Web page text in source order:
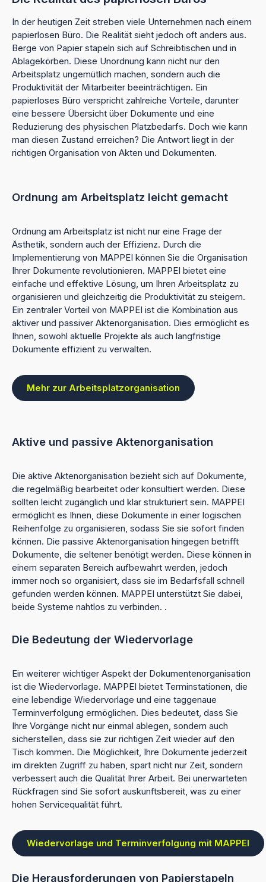
In der heutigen Zeit streben viele Unternehmen nach einem
papierlosen Büro. Die Realität sieht jedoch oft anders aus.
Berge von Papier stapeln sich auf Schreibtischen und in
Ablagekörben. Diese Unordnung kann nicht nur den
Arbeitsplatz ungemütlich machen, sondern auch die
Produktivität der Mitarbeiter beeinträchtigen. Ein
papierloses Büro verspricht zahlreiche Vorteile, darunter
eine bessere Übersicht über Dokumente und eine
Reduzierung des physischen Platzbedarfs. Doch wie kann
man diesen Zustand erreichen? Die Antwort liegt in der
richtigen Organisation von Akten und Dokumenten.
Ordnung am Arbeitsplatz leicht gemacht
Ordnung am Arbeitsplatz ist nicht nur eine Frage der
Ästhetik, sondern auch der Effizienz. Durch die
Implementierung von MAPPEI können Sie die Organisation
Ihrer Dokumente revolutionieren. MAPPEI bietet eine
einfache und effektive Lösung, um Ihren Arbeitsplatz zu
organisieren und gleichzeitig die Produktivität zu steigern.
Ein zentraler Vorteil von MAPPEI ist die Kombination aus
aktiver und passiver Aktenorganisation. Dies ermöglicht es
Ihnen, sowohl aktuelle Projekte als auch langfristige
Dokumente effizient zu verwalten.
Mehr zur Arbeitsplatzorganisation
Aktive und passive Aktenorganisation
Die aktive Aktenorganisation bezieht sich auf Dokumente,
die regelmäßig bearbeitet oder konsultiert werden. Diese
sollten leicht zugänglich und klar strukturiert sein. MAPPEI
ermöglicht es Ihnen, diese Dokumente in einer logischen
Reihenfolge zu organisieren, sodass Sie sie sofort finden
können. Die passive Aktenorganisation hingegen betrifft
Dokumente, die seltener benötigt werden. Diese können in
einem separaten Bereich aufbewahrt werden, jedoch
immer noch so organisiert, dass sie im Bedarfsfall schnell
gefunden werden können. MAPPEI unterstützt Sie dabei,
beide Systeme nahtlos zu verbinden. .
Die Bedeutung der Wiedervorlage
Ein weiterer wichtiger Aspekt der Dokumentenorganisation
ist die Wiedervorlage. MAPPEI bietet Terminstationen, die
eine lebendige Wiedervorlage und eine taggenaue
Terminverfolgung ermöglichen. Dies bedeutet, dass Sie
Ihre Vorgänge nicht nur einmal ablegen, sondern auch
sicherstellen, dass sie zur richtigen Zeit wieder auf den
Tisch kommen. Die Möglichkeit, Ihre Dokumente jederzeit
im direkten Zugriff zu haben, spart nicht nur Zeit, sondern
verbessert auch die Qualität Ihrer Arbeit. Bei unerwarteten
Rückfragen sind Sie sofort auskunftsbereit, was zu einer
hohen Servicequalität führt.
Wiedervorlage und Terminverfolgung mit MAPPEI
Die Herausforderungen von Papierstapeln